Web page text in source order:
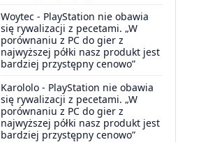
Woytec - PlayStation nie obawia
się rywalizacji z pecetami. „W
porównaniu z PC do gier z
najwyższej półki nasz produkt jest
bardziej przystępny cenowo”
Karololo - PlayStation nie obawia
się rywalizacji z pecetami. „W
porównaniu z PC do gier z
najwyższej półki nasz produkt jest
bardziej przystępny cenowo”